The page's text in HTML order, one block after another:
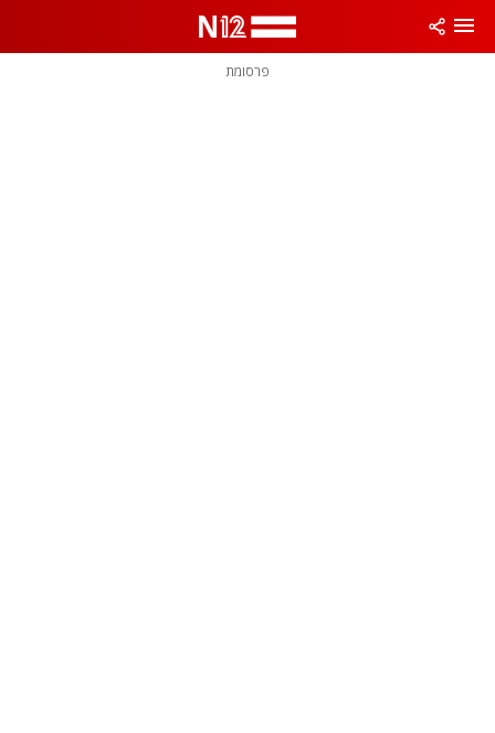
פרסומת